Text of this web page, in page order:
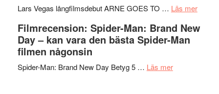
i
styra
Svärtan
välgjort
om
Lars Vegas långfilmsdebut ARNE GOES TO … Läs merom
Vegas
Filmrecension: Spider-Man: Brand New
Day – kan vara den bästa Spider-Man
filmen någonsin
Spider-Man: Brand New Day Betyg 5 … Läs merom